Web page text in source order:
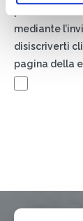
mediante
disiscriverti
pagina della